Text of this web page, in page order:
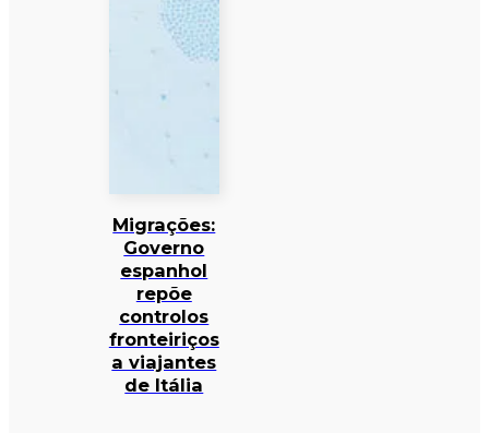
Migrações:
Governo
espanhol
repõe
controlos
fronteiriços
a viajantes
de Itália